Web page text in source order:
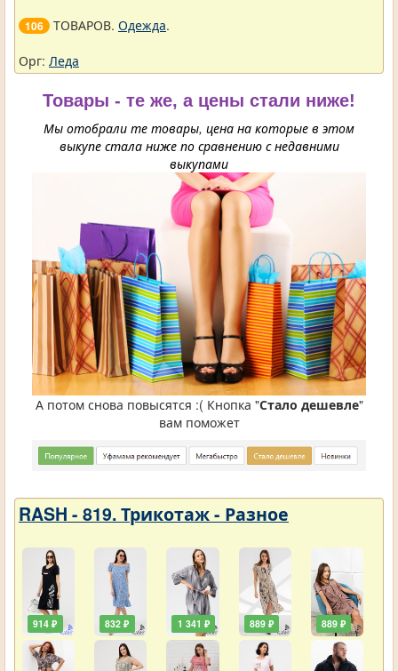
106 ТОВАРОВ. Одежда.
Орг: Леда
Товары - те же, а цены стали ниже!
Мы отобрали те товары, цена на которые в этом
выкупе стала ниже по сравнению с недавними
выкупами
А потом снова повысятся :( Кнопка "Стало дешевле"
вам поможет
RASH - 819. Трикотаж - Разное
914 ₽ 832 ₽ 1 341 ₽ 889 ₽ 889 ₽